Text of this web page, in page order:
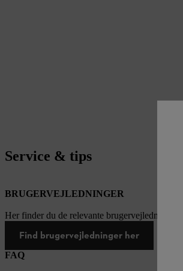
Service & tips
BRUGERVEJLEDNINGER
Her finder du de relevante brugervejledninger
Find brugervejledninger her
FAQ